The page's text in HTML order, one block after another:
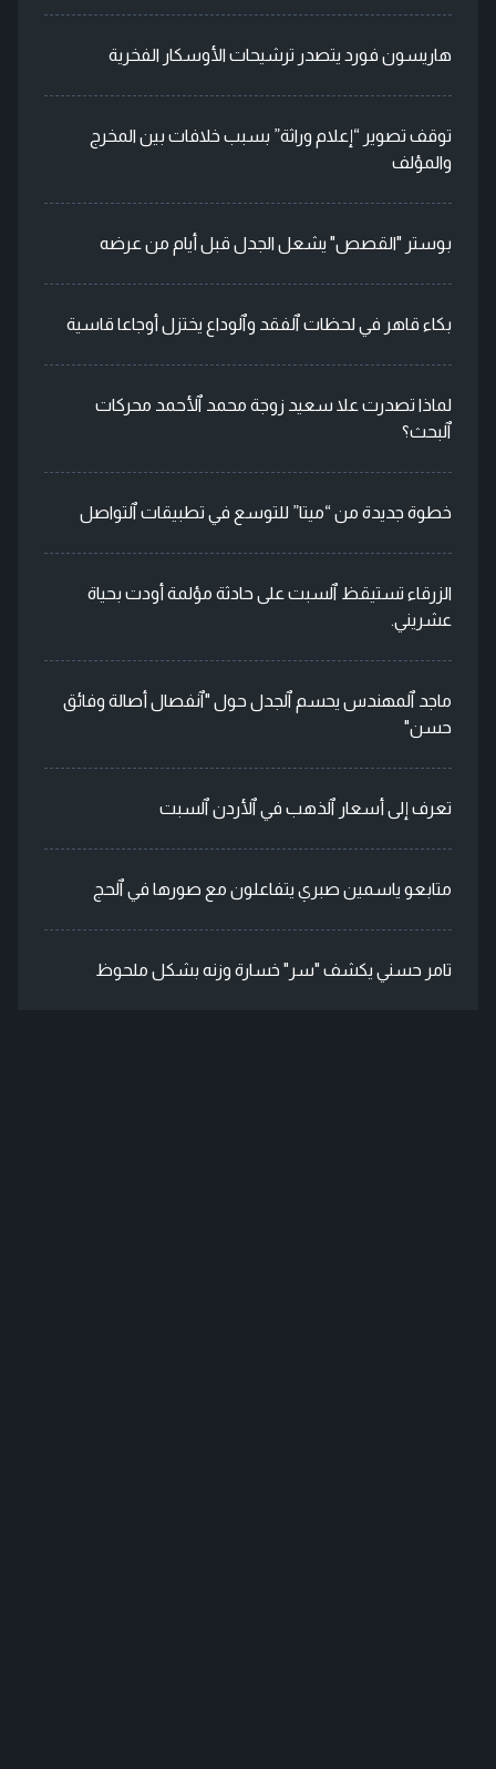
هاريسون فورد يتصدر ترشيحات الأوسكار الفخرية
توقف تصوير “إعلام وراثة” بسبب خلافات بين المخرج
والمؤلف
بوستر "القصص" يشعل الجدل قبل أيام من عرضه
بكاء قاهر في لحظات ٱلفقد وٱلوداع يختزل أوجاعا قاسية
لماذا تصدرت علا سعيد زوجة محمد ٱلأحمد محركات
ٱلبحث؟
خطوة جديدة من “ميتا” للتوسع في تطبيقات ٱلتواصل
الزرقاء تستيقظ ٱلسبت على حادثة مؤلمة أودت بحياة
عشريني.
ماجد ٱلمهندس يحسم ٱلجدل حول "ٱنفصال أصالة وفائق
حسن"
تعرف إلى أسعار ٱلذهب في ٱلأردن ٱلسبت
متابعو ياسمين صبري يتفاعلون مع صورها في ٱلحج
تامر حسني يكشف "سر" خسارة وزنه بشكل ملحوظ